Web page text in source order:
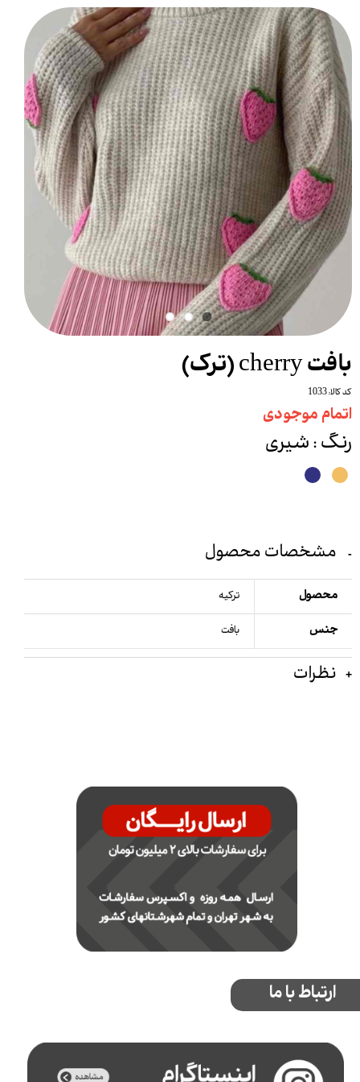
بافت cherry (ترک)
کد کالا: 1033
اتمام موجودی
رنگ: شیری
مشخصات محصول
محصول ترکیه
جنس بافت
نظرات
ارتباط با ما